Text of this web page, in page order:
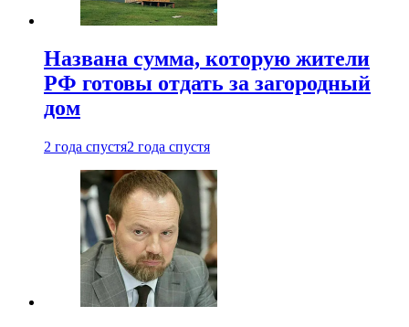
Названа сумма, которую жители
РФ готовы отдать за загородный
дом
2 года спустя2 года спустя